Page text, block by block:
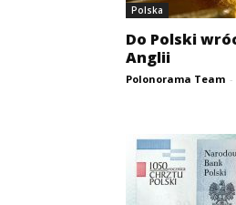
Polska
Do Polski
Anglii
Polonorama Team -